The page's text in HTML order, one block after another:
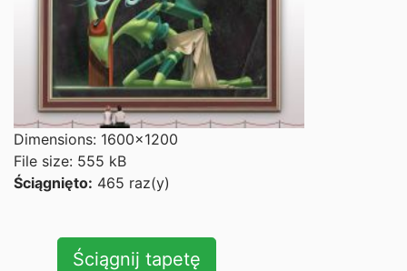
Dimensions: 1600x1200
File size: 555 kB
Ściągnięto: 465 raz(y)
Ściągnij tapetę